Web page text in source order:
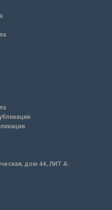
дом 44, ЛИТ А.